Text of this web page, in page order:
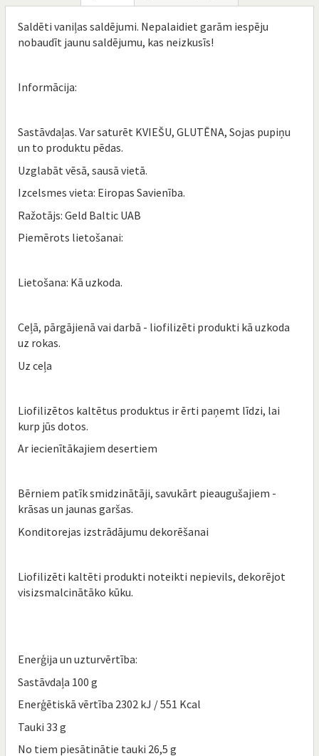
Saldēti vaniļas saldējumi. Nepalaidiet garām iespēju
nobaudīt jaunu saldējumu, kas neizkusīs!
Informācija:
Sastāvdaļas. Var saturēt KVIEŠU, GLUTĒNA, Sojas pupiņu
un to produktu pēdas.
Uzglabāt vēsā, sausā vietā.
Izcelsmes vieta: Eiropas Savienība.
Ražotājs: Geld Baltic UAB
Piemērots lietošanai:
Lietošana: Kā uzkoda.
Ceļā, pārgājienā vai darbā - liofilizēti produkti kā uzkoda
uz rokas.
Uz ceļa
Liofilizētos kaltētus produktus ir ērti paņemt līdzi, lai
kurp jūs dotos.
Ar iecienītākajiem desertiem
Bērniem patīk smidzinātāji, savukārt pieaugušajiem -
krāsas un jaunas garšas.
Konditorejas izstrādājumu dekorēšanai
Liofilizēti kaltēti produkti noteikti nepievils, dekorējot
visizsmalcinātāko kūku.
Enerģija un uzturvērtība:
Sastāvdaļa 100 g
Enerģētiskā vērtība 2302 kJ / 551 Kcal
Tauki 33 g
No tiem piesātinātie tauki 26,5 g